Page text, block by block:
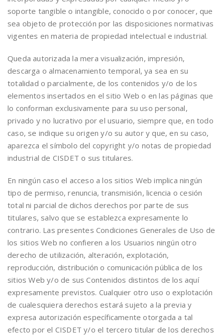
soporte tangible o intangible, conocido o por conocer, que
sea objeto de protección por las disposiciones normativas
vigentes en materia de propiedad intelectual e industrial.
Queda autorizada la mera visualización, impresión,
descarga o almacenamiento temporal, ya sea en su
totalidad o parcialmente, de los contenidos y/o de los
elementos insertados en el sitio Web o en las páginas que
lo conforman exclusivamente para su uso personal,
privado y no lucrativo por el usuario, siempre que, en todo
caso, se indique su origen y/o su autor y que, en su caso,
aparezca el símbolo del copyright y/o notas de propiedad
industrial de CISDET o sus titulares.
En ningún caso el acceso a los sitios Web implica ningún
tipo de permiso, renuncia, transmisión, licencia o cesión
total ni parcial de dichos derechos por parte de sus
titulares, salvo que se establezca expresamente lo
contrario. Las presentes Condiciones Generales de Uso de
los sitios Web no confieren a los Usuarios ningún otro
derecho de utilización, alteración, explotación,
reproducción, distribución o comunicación pública de los
sitios Web y/o de sus Contenidos distintos de los aquí
expresamente previstos. Cualquier otro uso o explotación
de cualesquiera derechos estará sujeto a la previa y
expresa autorización específicamente otorgada a tal
efecto por el CISDET y/o el tercero titular de los derechos